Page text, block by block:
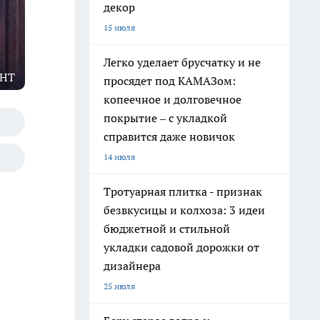
декор
15 июля
Легко уделает брусчатку и не
просядет под КАМАЗом:
копеечное и долговечное
покрытие – с укладкой
справится даже новичок
14 июля
Тротуарная плитка - признак
безвкусицы и колхоза: 3 идеи
бюджетной и стильной
укладки садовой дорожки от
дизайнера
25 июля